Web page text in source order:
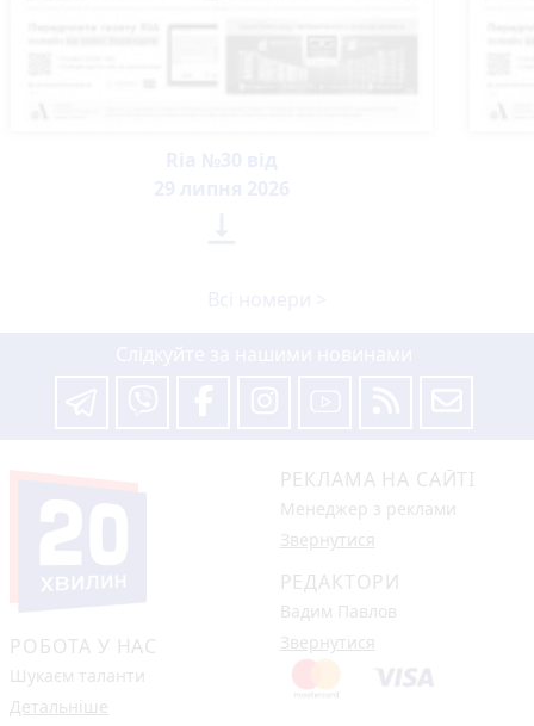
РОБОТА У НАС
Шукаєм таланти
Детальніше
РЕКЛАМА НА САЙТІ
Менеджер з реклами
Звернутися
РЕДАКТОРИ
Вадим Павлов
Звернутися